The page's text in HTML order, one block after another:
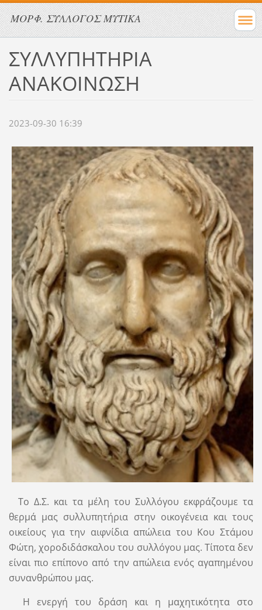
ΜΟΡΦ. ΣΥΛΛΟΓΟΣ ΜΥΤΙΚΑ
ΣΥΛΛΥΠΗΤΗΡΙΑ
ΑΝΑΚΟΙΝΩΣΗ
2023-09-30 16:39
Το Δ.Σ. και τα μέλη του Συλλόγου εκφράζουμε τα
θερμά μας συλλυπητήρια στην οικογένεια και τους
οικείους για την αιφνίδια απώλεια του Κου Στάμου
Φώτη, χοροδιδάσκαλου του συλλόγου μας. Τίποτα δεν
είναι πιο επίπονο από την απώλεια ενός αγαπημένου
συνανθρώπου μας.
Η ενεργή του δράση και η μαχητικότητα στο